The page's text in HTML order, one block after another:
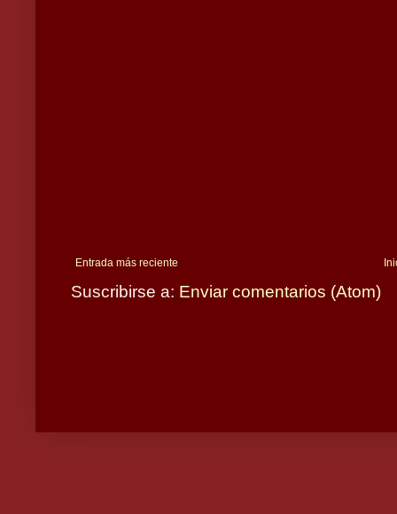
Entrada más reciente
Suscribirse a: Enviar comentarios (Atom)